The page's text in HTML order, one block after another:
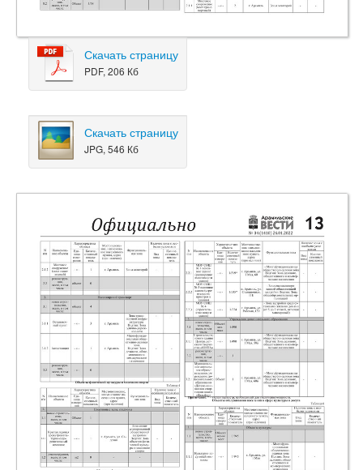
Скачать страницу
PDF, 206 Кб
Скачать страницу
JPG, 546 Кб